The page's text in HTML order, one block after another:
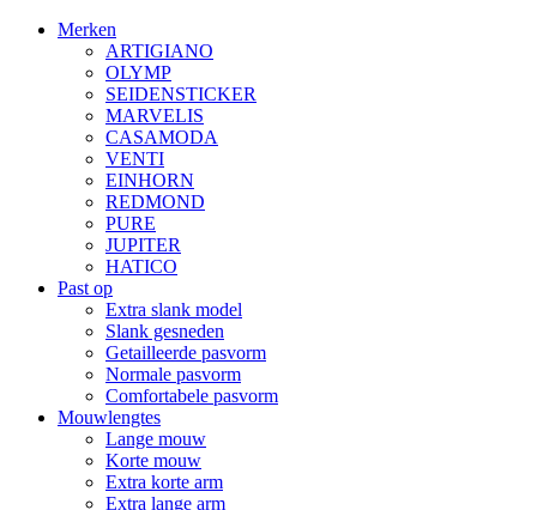
Merken
ARTIGIANO
OLYMP
SEIDENSTICKER
MARVELIS
CASAMODA
VENTI
EINHORN
REDMOND
PURE
JUPITER
HATICO
Past op
Extra slank model
Slank gesneden
Getailleerde pasvorm
Normale pasvorm
Comfortabele pasvorm
Mouwlengtes
Lange mouw
Korte mouw
Extra korte arm
Extra lange arm